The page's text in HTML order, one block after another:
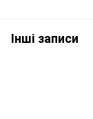
Інші записи